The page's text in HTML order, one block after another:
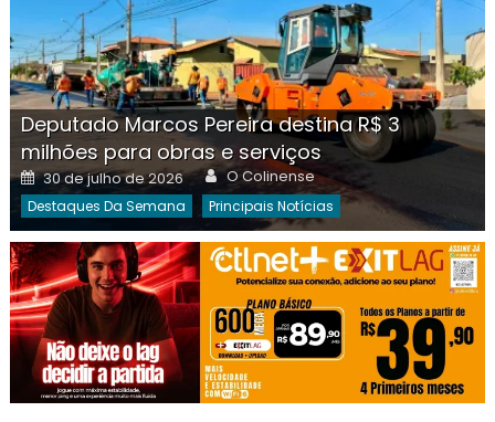
Deputado Marcos Pereira destina R$ 3
milhões para obras e serviços
Posted
on
30 de julho de 2026 Author
O Colinense
Destaques Da Semana Principais Notícias